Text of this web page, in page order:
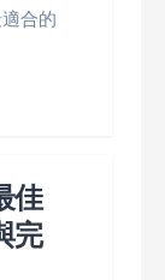
合的
佳
完